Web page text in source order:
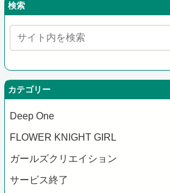
検索
カテゴリー
Deep One
FLOWER KNIGHT GIRL
ガールズクリエイション
サービス終了